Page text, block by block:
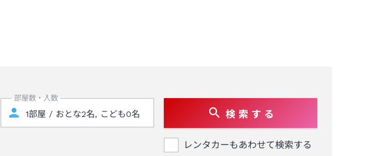
部屋数・人数
検 索 す る
レンタカーもあわせて検索する